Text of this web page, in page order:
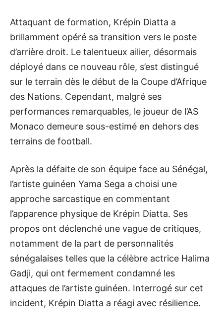
Attaquant de formation, Krépin Diatta a
brillamment opéré sa transition vers le poste
d’arrière droit. Le talentueux ailier, désormais
déployé dans ce nouveau rôle, s’est distingué
sur le terrain dès le début de la Coupe d’Afrique
des Nations. Cependant, malgré ses
performances remarquables, le joueur de l’AS
Monaco demeure sous-estimé en dehors des
terrains de football.
Après la défaite de son équipe face au Sénégal,
l’artiste guinéen Yama Sega a choisi une
approche sarcastique en commentant
l’apparence physique de Krépin Diatta. Ses
propos ont déclenché une vague de critiques,
notamment de la part de personnalités
sénégalaises telles que la célèbre actrice Halima
Gadji, qui ont fermement condamné les
attaques de l’artiste guinéen. Interrogé sur cet
incident, Krépin Diatta a réagi avec résilience.